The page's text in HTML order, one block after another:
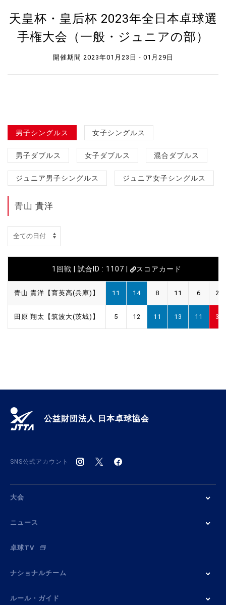
天皇杯・皇后杯 2023年全日本卓球選
手権大会（一般・ジュニアの部）
開催期間 2023年01月23日 - 01月29日
男子シングルス 女子シングルス
男子ダブルス 女子ダブルス 混合ダブルス
ジュニア男子シングルス ジュニア女子シングルス
青山 貴洋
1回戦 | 試合ID : 1107 | スコアカード
青山 貴洋【育英高(兵庫)】 11 14 8 11 6 2
田原 翔太【筑波大(茨城)】 5 12 11 13 11 3
公益財団法人 日本卓球協会
SNS公式アカウント
大会
ニュース
卓球TV
ナショナルチーム
ルール・ガイド